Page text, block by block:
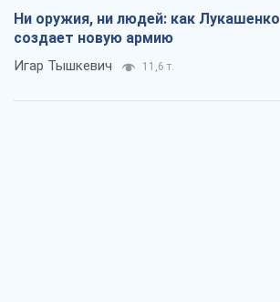
Ни оружия, ни людей: как Лукашенко
создает новую армию
Игар Тышкевич 11,6 т.